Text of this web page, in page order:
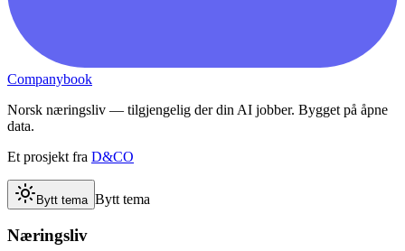
Companybook
Norsk næringsliv — tilgjengelig der din AI jobber. Bygget på åpne
data.
Et prosjekt fra D&CO
Bytt tema Bytt tema
Næringsliv